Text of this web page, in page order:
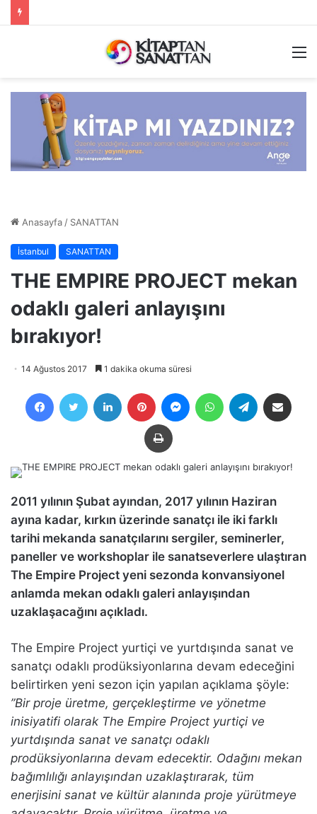
Anasayfa / SANATTAN
İstanbul SANATTAN
THE EMPIRE PROJECT mekan
odaklı galeri anlayışını
bırakıyor!
14 Ağustos 2017 1 dakika okuma süresi
FacebookTwitter LinkedIn Pinterest MessengerWhatsAppTelegram
Yazdır
2011 yılının Şubat ayından, 2017 yılının Haziran
ayına kadar, kırkın üzerinde sanatçı ile iki farklı
tarihi mekanda sanatçılarını sergiler, seminerler,
paneller ve workshoplar ile sanatseverlere ulaştıran
The Empire Project yeni sezonda konvansiyonel
anlamda mekan odaklı galeri anlayışından
uzaklaşacağını açıkladı.
The Empire Project yurtiçi ve yurtdışında sanat ve
sanatçı odaklı prodüksiyonlarına devam edeceğini
belirtirken yeni sezon için yapılan açıklama şöyle:
”Bir proje üretme, gerçekleştirme ve yönetme
inisiyatifi olarak The Empire Project yurtiçi ve
yurtdışında sanat ve sanatçı odaklı
prodüksiyonlarına devam edecektir. Odağını mekan
bağımlılığı anlayışından uzaklaştırarak, tüm
enerjisini sanat ve kültür alanında proje yürütmeye